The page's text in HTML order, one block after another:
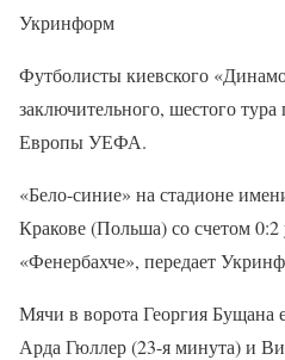
Укринформ
Футболисты киевского
заключительного, шестого
Европы УЕФА.
«Бело-синие» на стадионе
Кракове (Польша) со счетом
«Фенербахче», передает
Мячи в ворота Георгия Бущана
Арда Гюллер (23-я минута) и